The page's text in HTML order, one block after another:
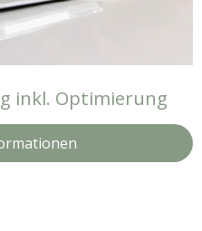
inkl. Optimierung